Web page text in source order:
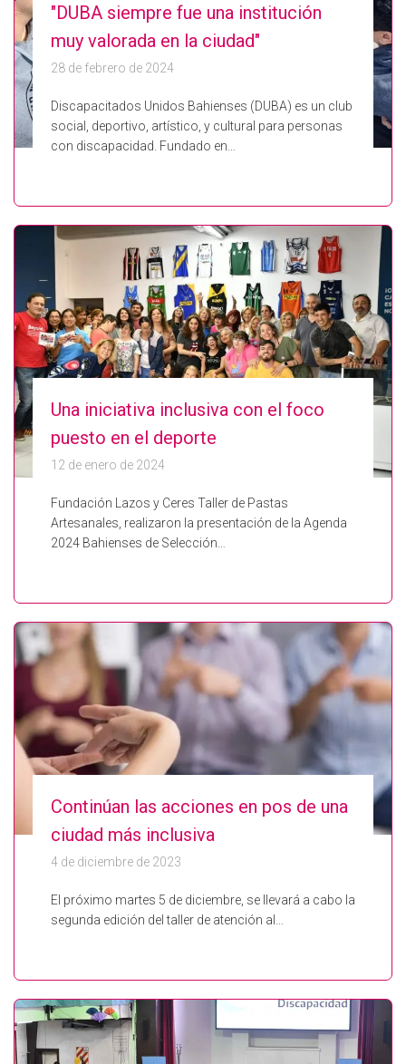
"DUBA siempre fue una institución
muy valorada en la ciudad"
28 de febrero de 2024
Discapacitados Unidos Bahienses (DUBA) es un club
social, deportivo, artístico, y cultural para personas
con discapacidad. Fundado en…
Una iniciativa inclusiva con el foco
puesto en el deporte
12 de enero de 2024
Fundación Lazos y Ceres Taller de Pastas
Artesanales, realizaron la presentación de la Agenda
2024 Bahienses de Selección…
Continúan las acciones en pos de una
ciudad más inclusiva
4 de diciembre de 2023
El próximo martes 5 de diciembre, se llevará a cabo la
segunda edición del taller de atención al…